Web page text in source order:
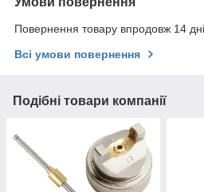
Повернення товару впродовж 14
Всі умови повернення
Подібні товари компанії